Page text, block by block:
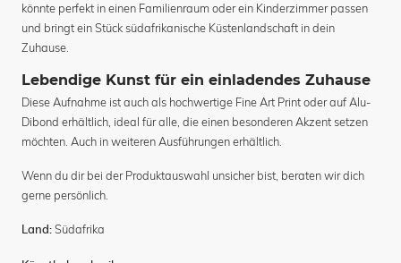
könnte perfekt in einen Familienraum oder ein Kinderzimmer passen
und bringt ein Stück südafrikanische Küstenlandschaft in dein
Zuhause.
Lebendige Kunst für ein einladendes Zuhause
Diese Aufnahme ist auch als hochwertige Fine Art Print oder auf Alu-
Dibond erhältlich, ideal für alle, die einen besonderen Akzent setzen
möchten. Auch in weiteren Ausführungen erhältlich.
Wenn du dir bei der Produktauswahl unsicher bist, beraten wir dich
gerne persönlich.
Land: Südafrika